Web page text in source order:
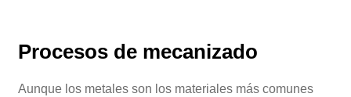
Procesos de mecanizado
Aunque los metales son los materiales más comunes